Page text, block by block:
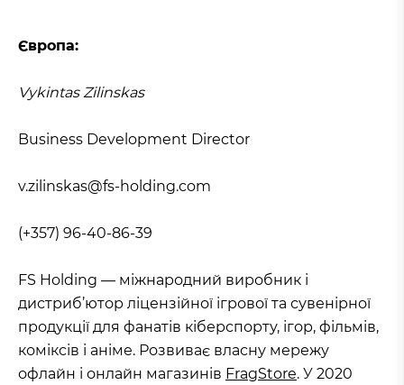
Європа:
Vykintas Zilinskas
Business Development Director
v.zilinskas@fs-holding.com
(+357) 96-40-86-39
FS Holding — міжнародний виробник і
дистриб’ютор ліцензійної ігрової та сувенірної
продукції для фанатів кіберспорту, ігор, фільмів,
коміксів і аніме. Розвиває власну мережу
офлайн і онлайн магазинів FragStore. У 2020